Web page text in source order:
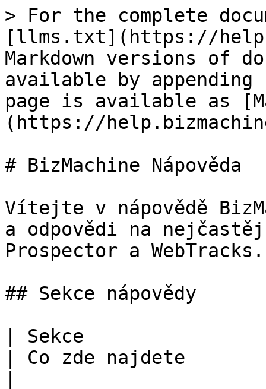
> For the complete
[llms.txt](https://
Markdown versions of
available by
page is available as
(https://
# BizMachine Nápověda
Vítejte v nápovědě
a odpovědi na
Prospector a WebTracks.
## Sekce nápovědy
| Sekce
| Co zde najdete